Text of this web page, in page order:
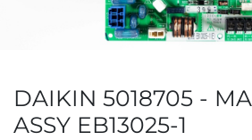
DAIKIN 5018705 -
ASSY EB13025-1